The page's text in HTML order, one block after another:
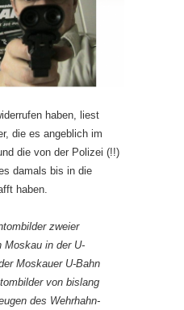
haben, liest
die es angeblich im
die von der Polizei (!!)
damals bis in die
haben.
zweier
Moskau in der U-
Moskauer U-Bahn
von bislang
des Wehrhahn-